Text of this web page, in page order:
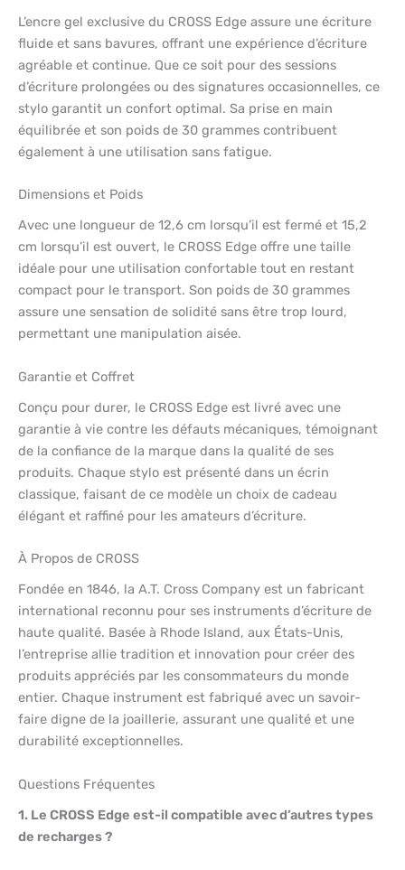
L’encre gel exclusive du CROSS Edge assure une écriture
fluide et sans bavures, offrant une expérience d’écriture
agréable et continue. Que ce soit pour des sessions
d’écriture prolongées ou des signatures occasionnelles, ce
stylo garantit un confort optimal. Sa prise en main
équilibrée et son poids de 30 grammes contribuent
également à une utilisation sans fatigue.
Dimensions et Poids
Avec une longueur de 12,6 cm lorsqu’il est fermé et 15,2
cm lorsqu’il est ouvert, le CROSS Edge offre une taille
idéale pour une utilisation confortable tout en restant
compact pour le transport. Son poids de 30 grammes
assure une sensation de solidité sans être trop lourd,
permettant une manipulation aisée.
Garantie et Coffret
Conçu pour durer, le CROSS Edge est livré avec une
garantie à vie contre les défauts mécaniques, témoignant
de la confiance de la marque dans la qualité de ses
produits. Chaque stylo est présenté dans un écrin
classique, faisant de ce modèle un choix de cadeau
élégant et raffiné pour les amateurs d’écriture.
À Propos de CROSS
Fondée en 1846, la A.T. Cross Company est un fabricant
international reconnu pour ses instruments d’écriture de
haute qualité. Basée à Rhode Island, aux États-Unis,
l’entreprise allie tradition et innovation pour créer des
produits appréciés par les consommateurs du monde
entier. Chaque instrument est fabriqué avec un savoir-
faire digne de la joaillerie, assurant une qualité et une
durabilité exceptionnelles.
Questions Fréquentes
1. Le CROSS Edge est-il compatible avec d’autres types
de recharges ?